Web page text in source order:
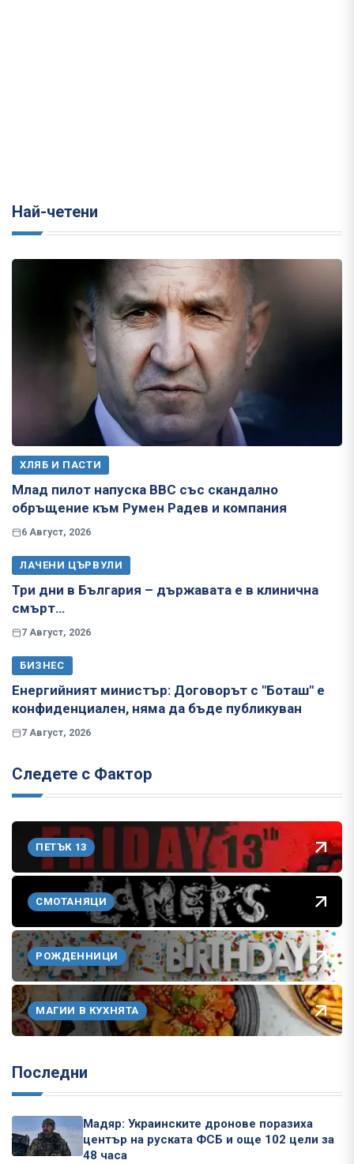
Най-четени
ХЛЯБ И ПАСТИ
Млад пилот напуска ВВС със скандално
обръщение към Румен Радев и компания
6 Август, 2026
ЛАЧЕНИ ЦЪРВУЛИ
Три дни в България – държавата е в клинична
смърт…
7 Август, 2026
БИЗНЕС
Енергийният министър: Договорът с "Боташ" е
конфиденциален, няма да бъде публикуван
7 Август, 2026
Следете с Фактор
ПЕТЪК 13
СМОТАНЯЦИ
РОЖДЕННИЦИ
МАГИИ В КУХНЯТА
Последни
Мадяр: Украинските дронове поразиха
център на руската ФСБ и още 102 цели за
48 часа